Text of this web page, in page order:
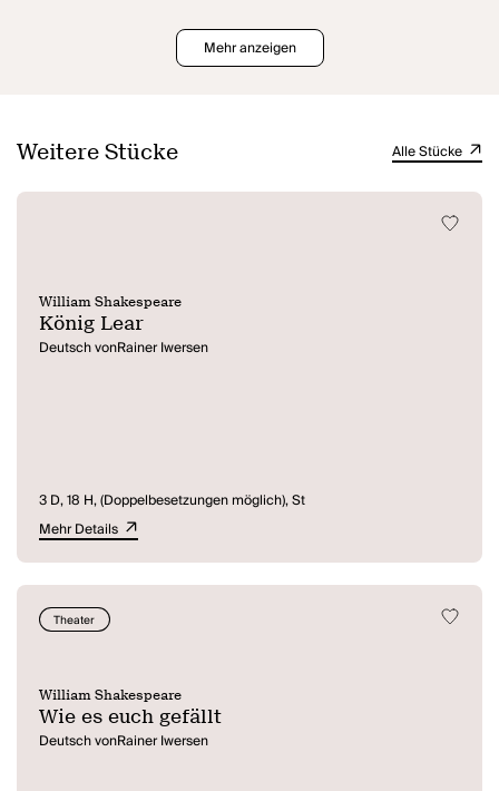
Mehr anzeigen
Weitere Stücke Alle Stücke
William Shakespeare
König Lear
Deutsch vonRainer Iwersen
3 D, 18 H, (Doppelbesetzungen möglich), St
Mehr Details
Theater
William Shakespeare
Wie es euch gefällt
Deutsch vonRainer Iwersen